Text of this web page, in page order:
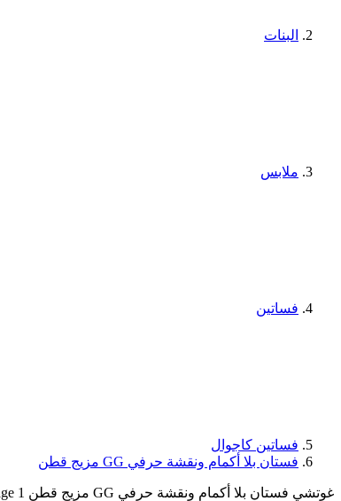
البنات
ملابس
فساتين
فساتين كاجوال
فستان بلا أكمام ونقشة حرفي GG مزيج قطن
غوتشي فستان بلا أكمام ونقشة حرفي GG مزيج قطن Image 1